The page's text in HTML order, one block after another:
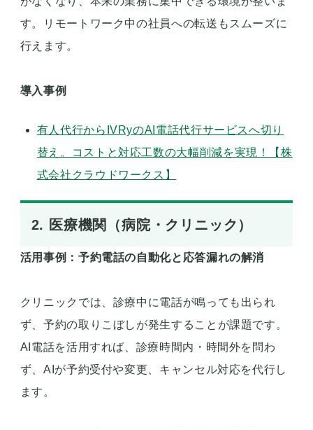
す。リモートワーク中の社員への転送もスムーズに
行えます。
導入事例
有人代行からIVRyのAI電話代行サービスへ切り
替え。コストと対応工数の大幅削減を実現！【株
式会社クラウドワークス】
2. 医療機関（病院・クリニック）
活用事例：予約電話の自動化と応答漏れの解消
クリニックでは、診療中に電話が鳴っても出られ
ず、予約の取りこぼしが発生することが課題です。
AI電話を活用すれば、診療時間内・時間外を問わ
ず、AIが予約受付や変更、キャンセル対応を代行し
ます。